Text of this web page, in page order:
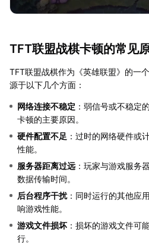
TFT联盟战棋卡顿的常见
TFT联盟战棋作为《英雄联盟》的一
源于以下几个方面：
网络连接不稳定 ：弱信号或不稳定
卡顿的主要原因。
硬件配置不足 ：过时的网络硬件或
性能。
服务器距离过远 ：玩家与游戏服务
数据传输时间。
后台程序干扰：同时运行的其他应
响游戏性能。
游戏文件损坏 ：损坏的游戏文件可
行。